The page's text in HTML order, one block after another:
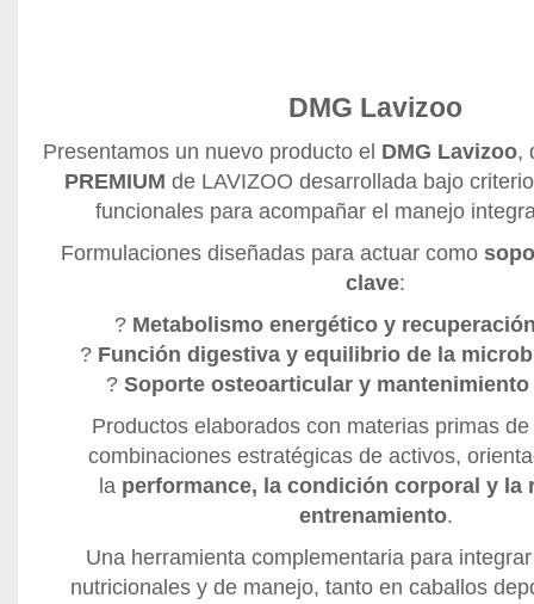
DMG Lavizoo
Presentamos un nuevo producto el DMG Lavizoo,
PREMIUM de LAVIZOO desarrollada bajo
funcionales para acompañar el manejo
Formulaciones diseñadas para actuar como
clave:
? Metabolismo energético y
? Función digestiva y equilibrio de la
? Soporte osteoarticular y
Productos elaborados con materias primas
combinaciones estratégicas de activos,
la performance, la condición corporal y la
entrenamiento.
Una herramienta complementaria para
nutricionales y de manejo, tanto en caballos